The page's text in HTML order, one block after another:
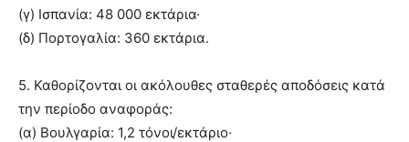
(γ) Ισπανία: 48 000 εκτάρια·
(δ) Πορτογαλία: 360 εκτάρια.
5. Καθορίζονται οι ακόλουθες σταθερές αποδόσεις κατά
την περίοδο αναφοράς:
(α) Βουλγαρία: 1,2 τόνοι/εκτάριο·